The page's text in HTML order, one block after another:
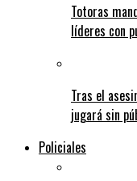
Totoras
líderes con
Tras el
jugará sin
Policiales